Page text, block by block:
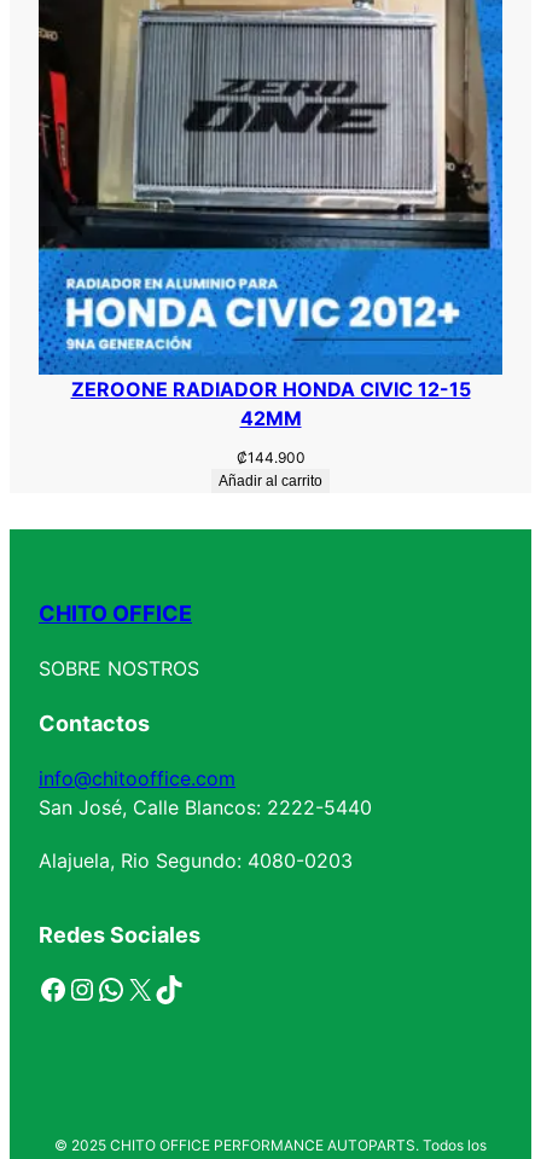
ZEROONE RADIADOR HONDA CIVIC 12-15
42MM
₡144.900
Añadir al carrito
CHITO OFFICE
SOBRE NOSTROS
Contactos
info@chitooffice.com
San José, Calle Blancos: 2222-5440
Alajuela, Rio Segundo: 4080-0203
Redes Sociales
Facebook Instagram WhatsApp X TikTok
© 2025 CHITO OFFICE PERFORMANCE AUTOPARTS. Todos los